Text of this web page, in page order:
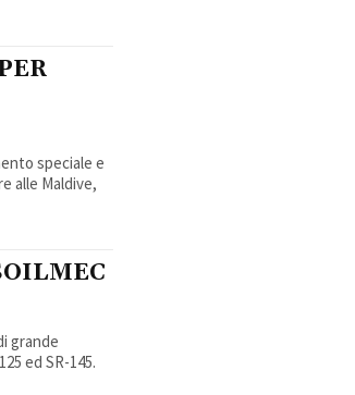
speciale e
alle Maldive,
grande
ed SR-145.